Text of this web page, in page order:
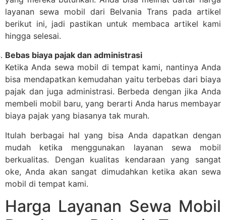
layanan sewa mobil dari Belvania Trans pada artikel
berikut ini, jadi pastikan untuk membaca artikel kami
hingga selesai.
Bebas biaya pajak dan administrasi
Ketika Anda sewa mobil di tempat kami, nantinya Anda
bisa mendapatkan kemudahan yaitu terbebas dari biaya
pajak dan juga administrasi. Berbeda dengan jika Anda
membeli mobil baru, yang berarti Anda harus membayar
biaya pajak yang biasanya tak murah.
Itulah berbagai hal yang bisa Anda dapatkan dengan
mudah ketika menggunakan layanan sewa mobil
berkualitas. Dengan kualitas kendaraan yang sangat
oke, Anda akan sangat dimudahkan ketika akan sewa
mobil di tempat kami.
Harga Layanan Sewa Mobil